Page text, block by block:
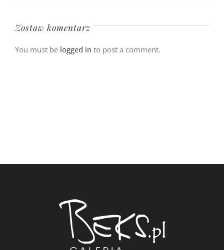
Zostaw komentarz
You must be logged in to post a comment.